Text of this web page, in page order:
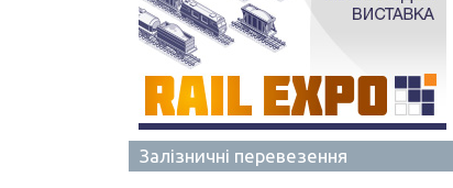
Залізничні перевезення